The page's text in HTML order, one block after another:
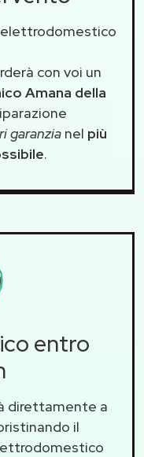
elettrodomestico
con voi un
Amana della
garanzianel più
.
entro
direttamente a
il